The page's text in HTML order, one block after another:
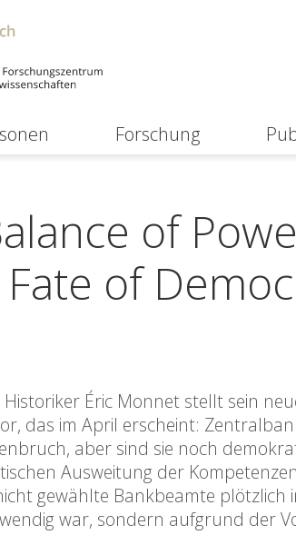
Forschung
of
of
Éric Monnet stellt sein
das im April erscheint:
aber sind sie noch
Ausweitung der
gewählte Bankbeamte
war, sondern aufgrund der